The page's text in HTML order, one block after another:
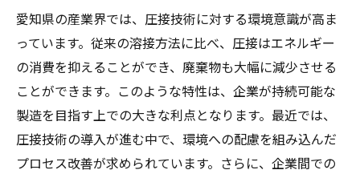
愛知県の産業界では、圧接技術に対する環境意識が高ま
っています。従来の溶接方法に比べ、圧接はエネルギー
の消費を抑えることができ、廃棄物も大幅に減少させる
ことができます。このような特性は、企業が持続可能な
製造を目指す上での大きな利点となります。最近では、
圧接技術の導入が進む中で、環境への配慮を組み込んだ
プロセス改善が求められています。さらに、企業間での